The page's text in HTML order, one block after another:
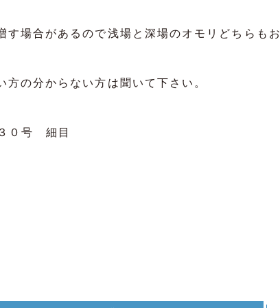
場合があるので浅場と深場のオモリどちらもお
の分からない方は聞いて下さい。
０号 細目